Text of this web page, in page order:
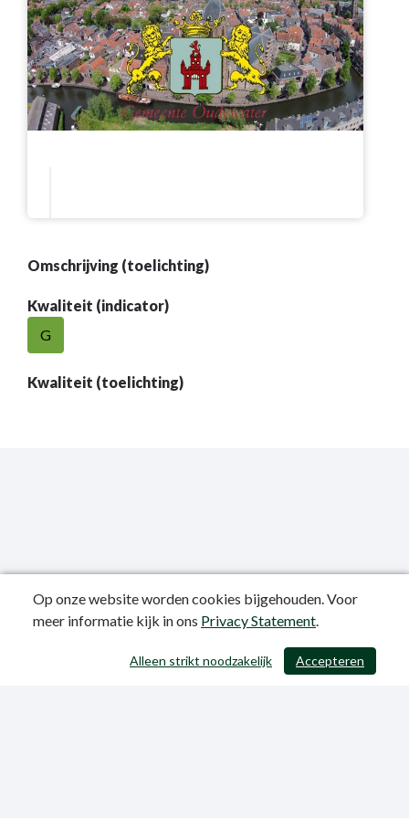
Omschrijving (toelichting)
Kwaliteit (indicator)
G
Kwaliteit (toelichting)
/ 403
Publicatiedatum: 12-06-2023
Op onze website worden cookies bijgehouden. Voor
meer informatie kijk in ons Privacy Statement.
Accepteren
Alleen strikt noodzakelijk